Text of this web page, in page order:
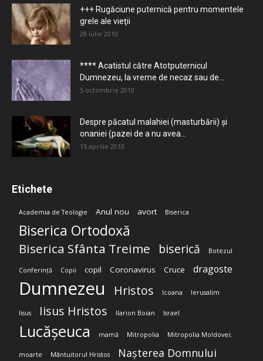
+++ Rugăciune puternică pentru momentele
grele ale vieţii
28 iulie 2010
**** Acatistul către Atotputernicul
Dumnezeu, la vreme de necaz sau de...
5 octombrie 2010
Despre păcatul malahiei (masturbării) şi
onaniei (pazei de a nu avea...
15 aprilie 2010
Etichete
Academia de Teologie Anul nou avort Biserica
Biserica Ortodoxă
Biserica Sfânta Treime biserică Botezul
Conferință Copii copil Coronavirus Cruce dragoste
Dumnezeu Hristos Icoana Ierusalim
Iisus Iisus Hristos Ilarion Boian Israel
Lucășeuca mamă Mitropolia Mitropolia Moldovei;
moarte Mântuitorul Hristos Nașterea Domnului